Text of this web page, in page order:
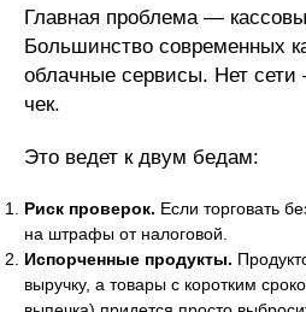
Главная проблема —
Большинство современных
облачные сервисы. Нет
чек.
Это ведет к двум бедам:
Риск проверок. Если торговать
на штрафы от налоговой.
Испорченные продукты.
выручку, а товары с коротким